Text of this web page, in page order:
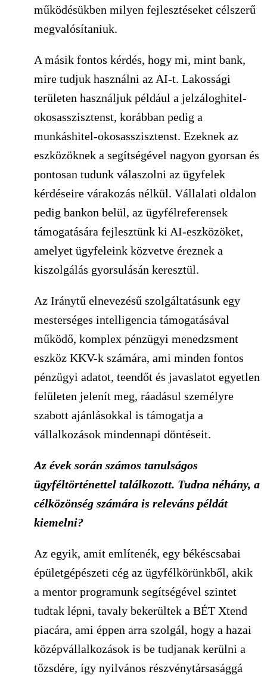
működésükben milyen fejlesztéseket célszerű
megvalósítaniuk.
A másik fontos kérdés, hogy mi, mint bank,
mire tudjuk használni az AI-t. Lakossági
területen használjuk például a jelzáloghitel-
okosasszisztenst, korábban pedig a
munkáshitel-okosasszisztenst. Ezeknek az
eszközöknek a segítségével nagyon gyorsan és
pontosan tudunk válaszolni az ügyfelek
kérdéseire várakozás nélkül. Vállalati oldalon
pedig bankon belül, az ügyfélreferensek
támogatására fejlesztünk ki AI-eszközöket,
amelyet ügyfeleink közvetve éreznek a
kiszolgálás gyorsulásán keresztül.
Az Iránytű elnevezésű szolgáltatásunk egy
mesterséges intelligencia támogatásával
működő, komplex pénzügyi menedzsment
eszköz KKV-k számára, ami minden fontos
pénzügyi adatot, teendőt és javaslatot egyetlen
felületen jelenít meg, ráadásul személyre
szabott ajánlásokkal is támogatja a
vállalkozások mindennapi döntéseit.
Az évek során számos tanulságos
ügyféltörténettel találkozott. Tudna néhány, a
célközönség számára is releváns példát
kiemelni?
Az egyik, amit említenék, egy békéscsabai
épületgépészeti cég az ügyfélkörünkből, akik
a mentor programunk segítségével szintet
tudtak lépni, tavaly bekerültek a BÉT Xtend
piacára, ami éppen arra szolgál, hogy a hazai
középvállalkozások is be tudjanak kerülni a
tőzsdére, így nyilvános részvénytársasággá